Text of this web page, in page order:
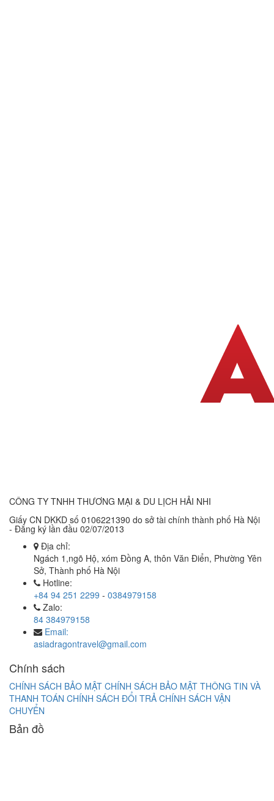
CÔNG TY TNHH THƯƠNG MẠI & DU LỊCH HẢI NHI
Giấy CN DKKD số 0106221390 do sở tài chính thành phố Hà Nội
- Đăng ký lần đầu 02/07/2013
Địa chỉ:
Ngách 1,ngõ Hộ, xóm Đồng A, thôn Văn Điển, Phường Yên
Sở, Thành phố Hà Nội
Hotline:
+84 94 251 2299 - 0384979158
Zalo:
84 384979158
Email:
asiadragontravel@gmail.com
Chính sách
CHÍNH SÁCH BẢO MẬT CHÍNH SÁCH BẢO MẬT THÔNG TIN VÀ
THANH TOÁN CHÍNH SÁCH ĐỔI TRẢ CHÍNH SÁCH VẬN
CHUYỂN
Bản đồ